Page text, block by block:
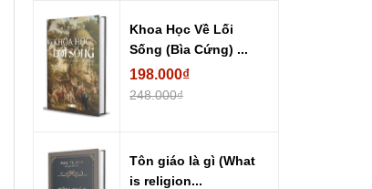
Khoa Học Về Lối
Sống (Bìa Cứng) ...
198.000₫
248.000₫
Tôn giáo là gì (What
is religion...